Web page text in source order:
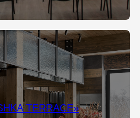
TERRACE»